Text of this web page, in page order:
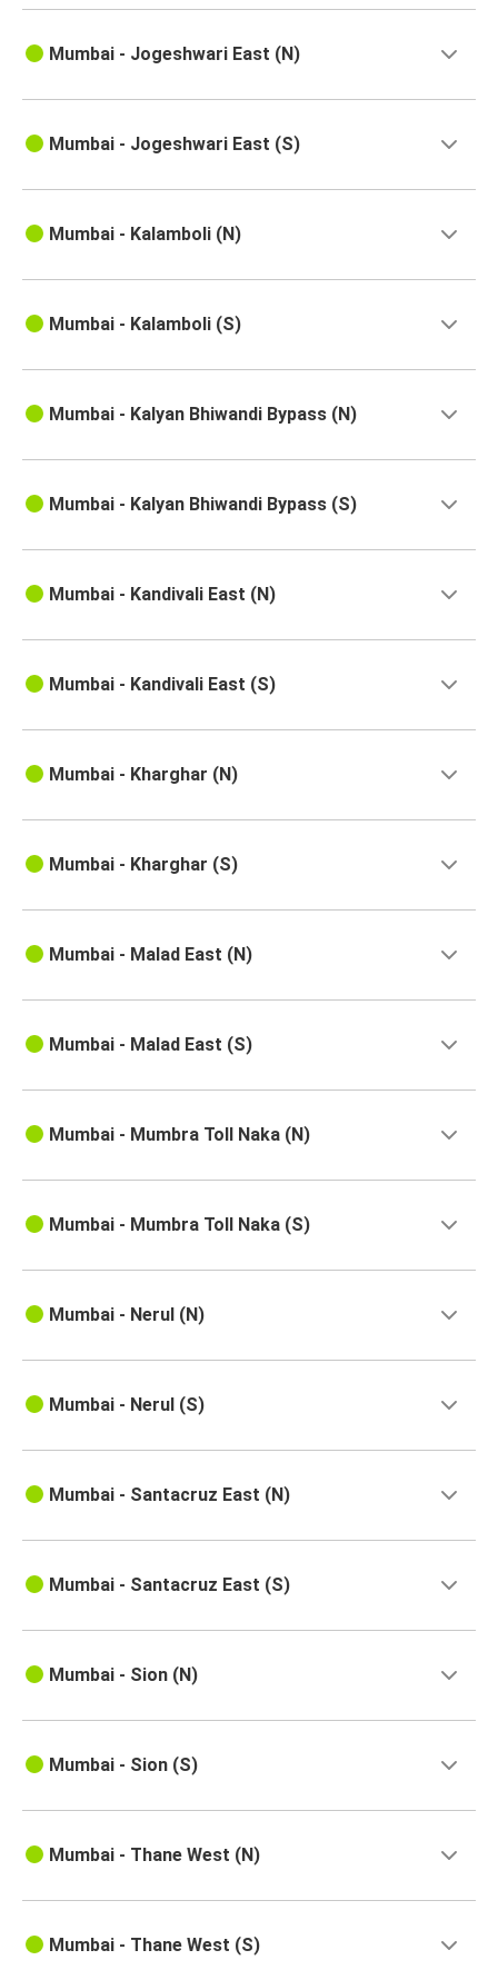
Mumbai - Jogeshwari East (N)
Mumbai - Jogeshwari East (S)
Mumbai - Kalamboli (N)
Mumbai - Kalamboli (S)
Mumbai - Kalyan Bhiwandi Bypass (N)
Mumbai - Kalyan Bhiwandi Bypass (S)
Mumbai - Kandivali East (N)
Mumbai - Kandivali East (S)
Mumbai - Kharghar (N)
Mumbai - Kharghar (S)
Mumbai - Malad East (N)
Mumbai - Malad East (S)
Mumbai - Mumbra Toll Naka (N)
Mumbai - Mumbra Toll Naka (S)
Mumbai - Nerul (N)
Mumbai - Nerul (S)
Mumbai - Santacruz East (N)
Mumbai - Santacruz East (S)
Mumbai - Sion (N)
Mumbai - Sion (S)
Mumbai - Thane West (N)
Mumbai - Thane West (S)